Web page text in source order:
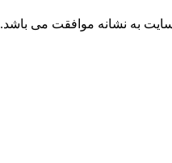
سایت به نشانه موافقت می باشد.